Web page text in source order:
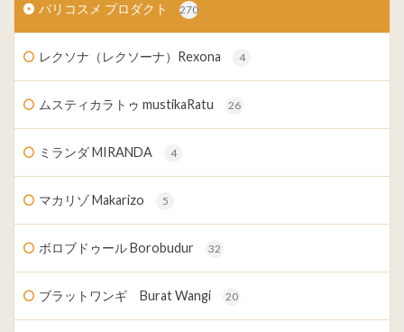
バリコスメ プロダクト 270
レクソナ（レクソーナ）Rexona 4
ムスティカラトゥ mustikaRatu 26
ミランダ MIRANDA 4
マカリゾ Makarizo 5
ボロブドゥール Borobudur 32
ブラットワンギ Burat Wangi 20